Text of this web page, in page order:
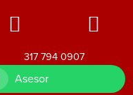
317 794 0907
Asesor